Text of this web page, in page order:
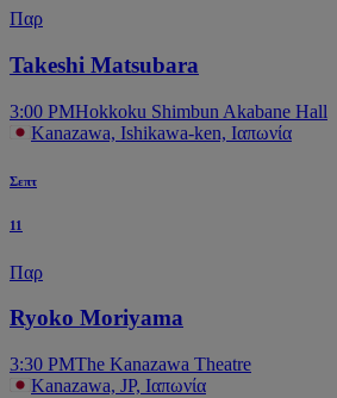
Παρ
Takeshi Matsubara
3:00 PMHokkoku Shimbun Akabane Hall
Kanazawa, Ishikawa-ken, Ιαπωνία
Σεπτ
11
Παρ
Ryoko Moriyama
3:30 PMThe Kanazawa Theatre
Kanazawa, JP, Ιαπωνία